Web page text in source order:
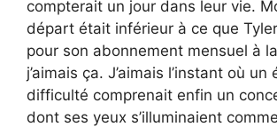
compterait un jour dans leur vie.
départ était inférieur à ce que
pour son abonnement mensuel à
j’aimais ça. J’aimais l’instant où un
difficulté comprenait enfin un
dont ses yeux s’illuminaient